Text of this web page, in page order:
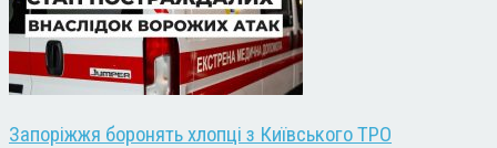
Запоріжжя боронять хлопці з Київського ТРО